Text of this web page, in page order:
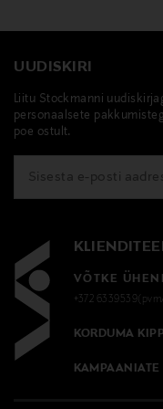
UUDISKIRI
Liitu Stockmanni
personaalsete
poe ostult.
VÕTKE
+372
KORDUMA